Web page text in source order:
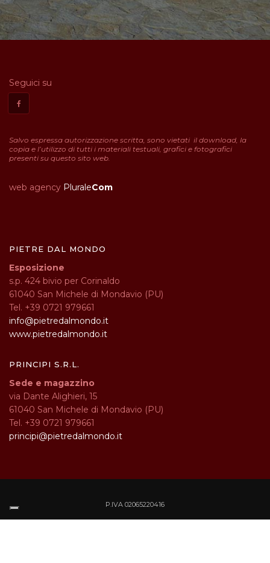
Seguici su
Salvo espressa autorizzazione scritta, sono vietati il download, la
copia e l’utilizzo di tutti i materiali testuali, grafici e fotografici
presenti su questo sito web.
web agency PluraleCom
PIETRE DAL MONDO
Esposizione
s.p. 424 bivio per Corinaldo
61040 San Michele di Mondavio (PU)
Tel. +39 0721 979661
info@pietredalmondo.it
www.pietredalmondo.it
PRINCIPI S.R.L.
Sede e magazzino
via Dante Alighieri, 15
61040 San Michele di Mondavio (PU)
Tel. +39 0721 979661
principi@pietredalmondo.it
P.IVA 02065220416